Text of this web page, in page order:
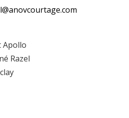
Apollo
Razel